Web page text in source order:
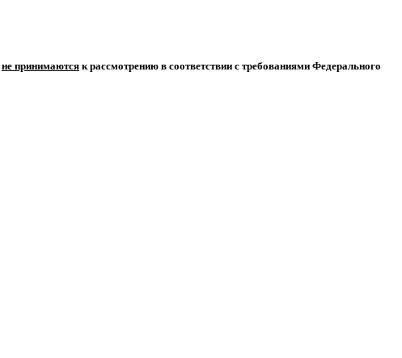
не принимаются к рассмотрению в соответствии с требованиями Федерального